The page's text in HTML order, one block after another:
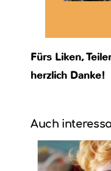
Fürs Liken,
herzlich Danke!
Auch